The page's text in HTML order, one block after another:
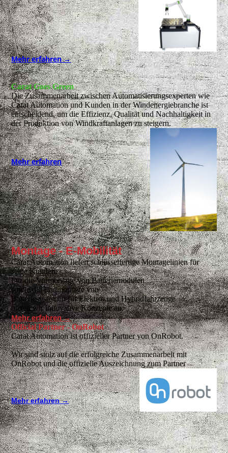
Mehr erfahren →
Carat Goes Green
Die Zusammenarbeit zwischen Automatisierungsexperten wie
Carat Automation und Kunden in der Windenergiebranche ist
entscheidend, um die Effizienz, Qualität und Nachhaltigkeit in
der Produktion von Windkraftanlagen zu steigern.
Mehr erfahren →
Montage - E-Mobilität
Carat Automation liefert schlüsselfertige Montagelinien für
seine Kunden.
Für die Vormontage von Batteriemodulen
sowie die Endmontage von
Batteriesystemen für Elektro- und Hybridfahrzeuge
bieten wir innovative Konzepte an.
Mehr erfahren →
Official Partner - OnRobot
Carat Automation ist offizieller Partner von OnRobot.
Wir sind stolz auf die erfolgreiche Zusammenarbeit mit
OnRobot und die offizielle Auszeichnung zum Partner
Mehr erfahren →